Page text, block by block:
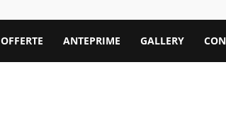
OFFERTE ANTEPRIME GALLERY